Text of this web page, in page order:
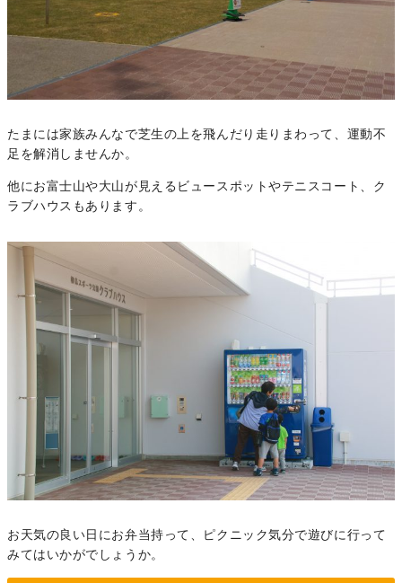
たまには家族みんなで芝生の上を飛んだり走りまわって、運動不
足を解消しませんか。
他にお富士山や大山が見えるビュースポットやテニスコート、ク
ラブハウスもあります。
お天気の良い日にお弁当持って、ピクニック気分で遊びに行って
みてはいかがでしょうか。